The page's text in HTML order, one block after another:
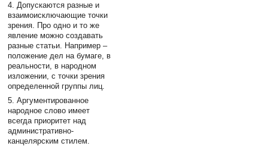
4. Допускаются разные и
взаимоисключающие точки
зрения. Про одно и то же
явление можно создавать
разные статьи. Например –
положение дел на бумаге, в
реальности, в народном
изложении, с точки зрения
определенной группы лиц.
5. Аргументированное
народное слово имеет
всегда приоритет над
административно-
канцелярским стилем.